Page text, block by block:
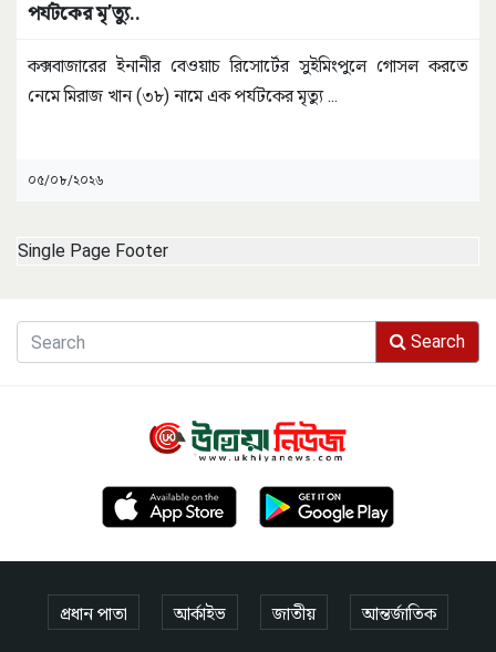
পর্যটকের মৃ’ত্যু..
কক্সবাজারের ইনানীর বেওয়াচ রিসোর্টের সুইমিংপুলে গোসল করতে
নেমে মিরাজ খান (৩৮) নামে এক পর্যটকের মৃত্যু...
০৫/০৮/২০২৬
Single Page Footer
Search
প্রধান পাতা আর্কাইভ জাতীয় আন্তর্জাতিক